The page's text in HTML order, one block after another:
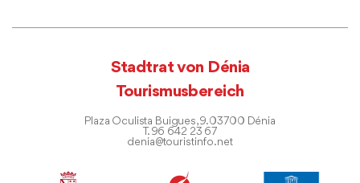
Stadtrat von Dénia
Tourismusbereich
Plaza Oculista Buigues, 9. 03700 Dénia
T. 96 642 23 67
denia@touristinfo.net